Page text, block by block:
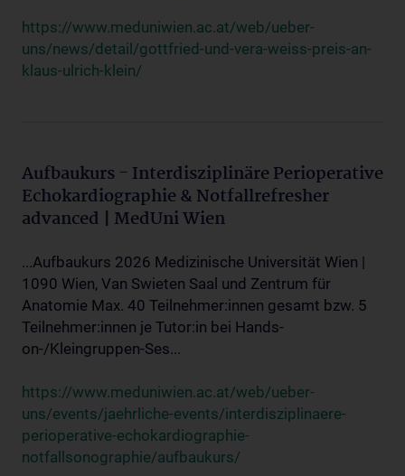
https://www.meduniwien.ac.at/web/ueber-
uns/news/detail/gottfried-und-vera-weiss-preis-an-
klaus-ulrich-klein/
Aufbaukurs - Interdisziplinäre Perioperative
Echokardiographie & Notfallrefresher
advanced | MedUni Wien
...Aufbaukurs 2026 Medizinische Universität Wien |
1090 Wien, Van Swieten Saal und Zentrum für
Anatomie Max. 40 Teilnehmer:innen gesamt bzw. 5
Teilnehmer:innen je Tutor:in bei Hands-
on-/Kleingruppen-Ses...
https://www.meduniwien.ac.at/web/ueber-
uns/events/jaehrliche-events/interdisziplinaere-
perioperative-echokardiographie-
notfallsonographie/aufbaukurs/